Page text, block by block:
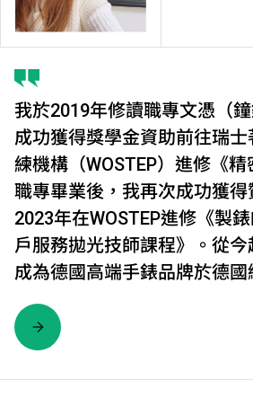
我於2019年修讀職專文憑（
成功獲得獎學金資助前往瑞士
練機構（WOSTEP）進修《精
職專畢業後，我再次成功獲
2023年在WOSTEP進修《製
戶服務拋光技師課程》。從
成為德國高端手錶品牌於德國